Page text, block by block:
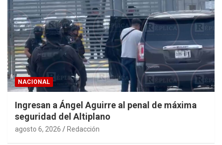
NACIONAL
Ingresan a Ángel Aguirre al penal de máxima
seguridad del Altiplano
agosto 6, 2026 Redacción